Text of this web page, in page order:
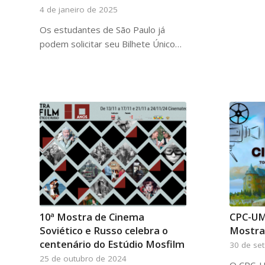
4 de janeiro de 2025
Os estudantes de São Paulo já
podem solicitar seu Bilhete Único…
10ª Mostra de Cinema
Soviético e Russo celebra o
centenário do Estúdio Mosfilm
25 de outubro de 2024
CPC-
30 de